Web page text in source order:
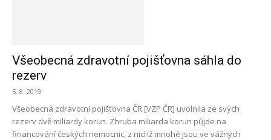
Všeobecná zdravotní pojišťovna sáhla do
rezerv
5. 8. 2019
Všeobecná zdravotní pojišťovna ČR [VZP ČR] uvolnila ze svých
rezerv dvě miliardy korun. Zhruba miliarda korun půjde na
financování českých nemocnic, z nichž mnohé jsou ve vážných